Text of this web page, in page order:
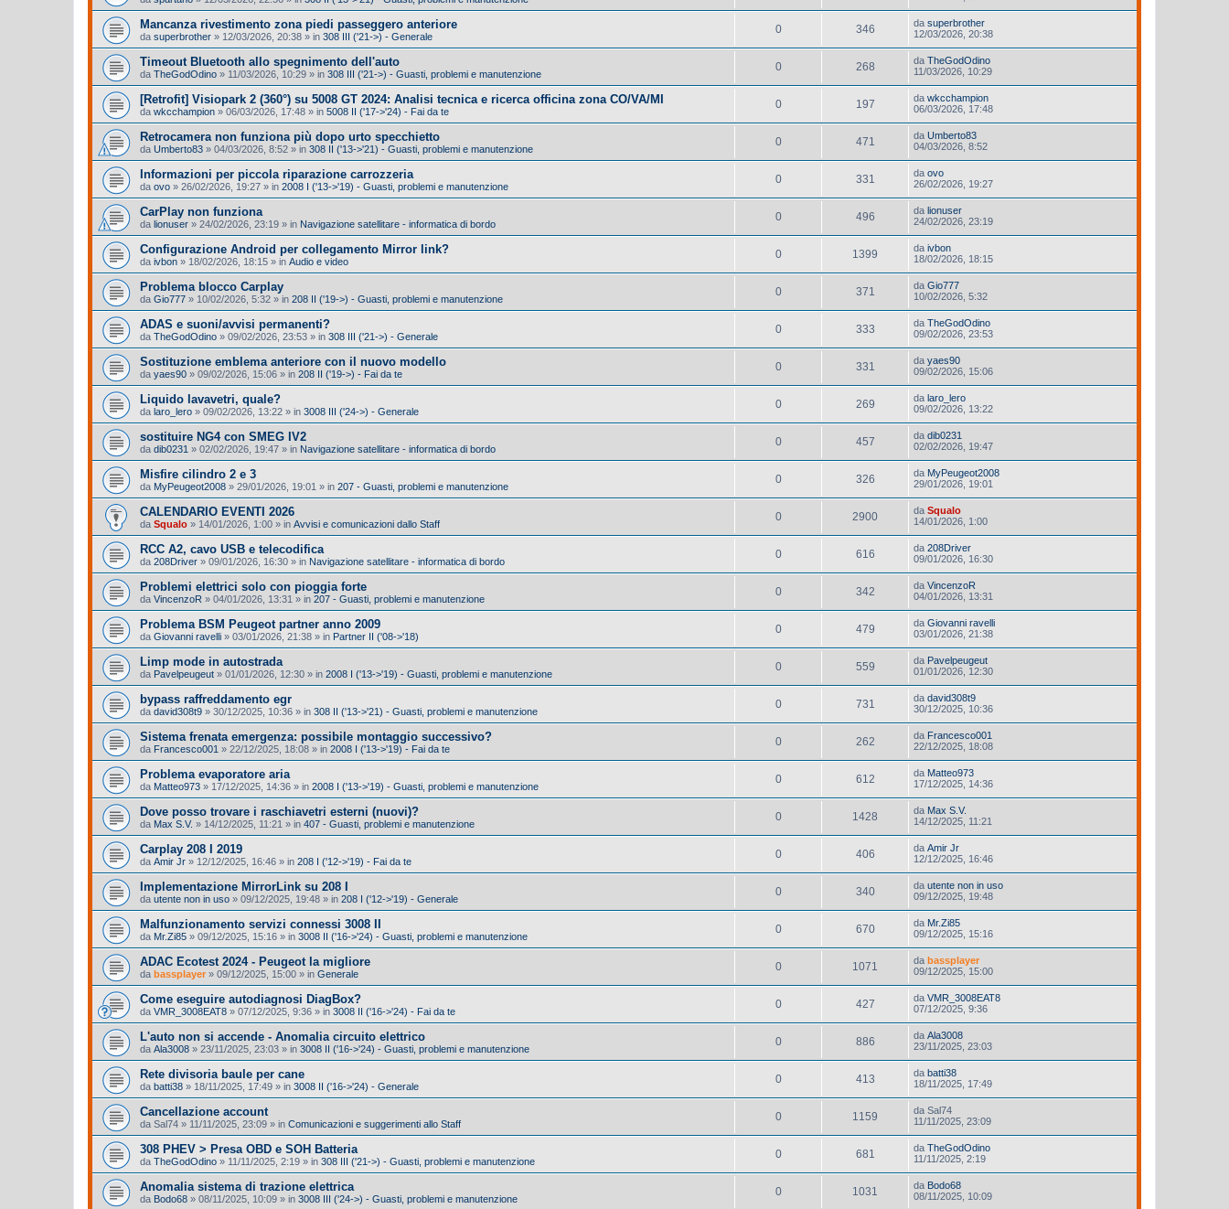
Mancanza rivestimento zona piedi passeggero anteriore
da superbrother » 12/03/2026, 20:38 » in 308 III ('21->) - Generale
0 346 da superbrother
12/03/2026, 20:38
Timeout Bluetooth allo spegnimento dell'auto
da TheGodOdino » 11/03/2026, 10:29 » in 308 III ('21->) - Guasti, problemi e manutenzione
0 268 da TheGodOdino
11/03/2026, 10:29
​[Retrofit] Visiopark 2 (360°) su 5008 GT 2024: Analisi tecnica e ricerca officina zona CO/VA/MI
da wkcchampion » 06/03/2026, 17:48 » in 5008 II ('17->'24) - Fai da te
0 197 da wkcchampion
06/03/2026, 17:48
Retrocamera non funziona più dopo urto specchietto
da Umberto83 » 04/03/2026, 8:52 » in 308 II ('13->'21) - Guasti, problemi e manutenzione
0 471 da Umberto83
04/03/2026, 8:52
Informazioni per piccola riparazione carrozzeria
da ovo » 26/02/2026, 19:27 » in 2008 I ('13->'19) - Guasti, problemi e manutenzione
0 331 da ovo
26/02/2026, 19:27
CarPlay non funziona
da lionuser » 24/02/2026, 23:19 » in Navigazione satellitare - informatica di bordo
0 496 da lionuser
24/02/2026, 23:19
Configurazione Android per collegamento Mirror link?
da ivbon » 18/02/2026, 18:15 » in Audio e video
0 1399 da ivbon
18/02/2026, 18:15
Problema blocco Carplay
da Gio777 » 10/02/2026, 5:32 » in 208 II ('19->) - Guasti, problemi e manutenzione
0 371 da Gio777
10/02/2026, 5:32
ADAS e suoni/avvisi permanenti?
da TheGodOdino » 09/02/2026, 23:53 » in 308 III ('21->) - Generale
0 333 da TheGodOdino
09/02/2026, 23:53
Sostituzione emblema anteriore con il nuovo modello
da yaes90 » 09/02/2026, 15:06 » in 208 II ('19->) - Fai da te
0 331 da yaes90
09/02/2026, 15:06
Liquido lavavetri, quale?
da laro_lero » 09/02/2026, 13:22 » in 3008 III ('24->) - Generale
0 269 da laro_lero
09/02/2026, 13:22
sostituire NG4 con SMEG IV2
da dib0231 » 02/02/2026, 19:47 » in Navigazione satellitare - informatica di bordo
0 457 da dib0231
02/02/2026, 19:47
Misfire cilindro 2 e 3
da MyPeugeot2008 » 29/01/2026, 19:01 » in 207 - Guasti, problemi e manutenzione
0 326 da MyPeugeot2008
29/01/2026, 19:01
CALENDARIO EVENTI 2026
da Squalo » 14/01/2026, 1:00 » in Avvisi e comunicazioni dallo Staff
0 2900 da Squalo
14/01/2026, 1:00
RCC A2, cavo USB e telecodifica
da 208Driver » 09/01/2026, 16:30 » in Navigazione satellitare - informatica di bordo
0 616 da 208Driver
09/01/2026, 16:30
Problemi elettrici solo con pioggia forte
da VincenzoR » 04/01/2026, 13:31 » in 207 - Guasti, problemi e manutenzione
0 342 da VincenzoR
04/01/2026, 13:31
Problema BSM Peugeot partner anno 2009
da Giovanni ravelli » 03/01/2026, 21:38 » in Partner II ('08->'18)
0 479 da Giovanni ravelli
03/01/2026, 21:38
Limp mode in autostrada
da Pavelpeugeut » 01/01/2026, 12:30 » in 2008 I ('13->'19) - Guasti, problemi e manutenzione
0 559 da Pavelpeugeut
01/01/2026, 12:30
bypass raffreddamento egr
da david308t9 » 30/12/2025, 10:36 » in 308 II ('13->'21) - Guasti, problemi e manutenzione
0 731 da david308t9
30/12/2025, 10:36
Sistema frenata emergenza: possibile montaggio successivo?
da Francesco001 » 22/12/2025, 18:08 » in 2008 I ('13->'19) - Fai da te
0 262 da Francesco001
22/12/2025, 18:08
Problema evaporatore aria
da Matteo973 » 17/12/2025, 14:36 » in 2008 I ('13->'19) - Guasti, problemi e manutenzione
0 612 da Matteo973
17/12/2025, 14:36
Dove posso trovare i raschiavetri esterni (nuovi)?
da Max S.V. » 14/12/2025, 11:21 » in 407 - Guasti, problemi e manutenzione
0 1428 da Max S.V.
14/12/2025, 11:21
Carplay 208 I 2019
da Amir Jr » 12/12/2025, 16:46 » in 208 I ('12->'19) - Fai da te
0 406 da Amir Jr
12/12/2025, 16:46
Implementazione MirrorLink su 208 I
da utente non in uso » 09/12/2025, 19:48 » in 208 I ('12->'19) - Generale
0 340 da utente non in uso
09/12/2025, 19:48
Malfunzionamento servizi connessi 3008 II
da Mr.Zi85 » 09/12/2025, 15:16 » in 3008 II ('16->'24) - Guasti, problemi e manutenzione
0 670 da Mr.Zi85
09/12/2025, 15:16
ADAC Ecotest 2024 - Peugeot la migliore
da bassplayer » 09/12/2025, 15:00 » in Generale
0 1071 da bassplayer
09/12/2025, 15:00
Come eseguire autodiagnosi DiagBox?
da VMR_3008EAT8 » 07/12/2025, 9:36 » in 3008 II ('16->'24) - Fai da te
0 427 da VMR_3008EAT8
07/12/2025, 9:36
L'auto non si accende - Anomalia circuito elettrico
da Ala3008 » 23/11/2025, 23:03 » in 3008 II ('16->'24) - Guasti, problemi e manutenzione
0 886 da Ala3008
23/11/2025, 23:03
Rete divisoria baule per cane
da batti38 » 18/11/2025, 17:49 » in 3008 II ('16->'24) - Generale
0 413 da batti38
18/11/2025, 17:49
Cancellazione account
da Sal74 » 11/11/2025, 23:09 » in Comunicazioni e suggerimenti allo Staff
0 1159 da Sal74
11/11/2025, 23:09
308 PHEV > Presa OBD e SOH Batteria
da TheGodOdino » 11/11/2025, 2:19 » in 308 III ('21->) - Guasti, problemi e manutenzione
0 681 da TheGodOdino
11/11/2025, 2:19
Anomalia sistema di trazione elettrica
da Bodo68 » 08/11/2025, 10:09 » in 3008 III ('24->) - Guasti, problemi e manutenzione
0 1031 da Bodo68
08/11/2025, 10:09